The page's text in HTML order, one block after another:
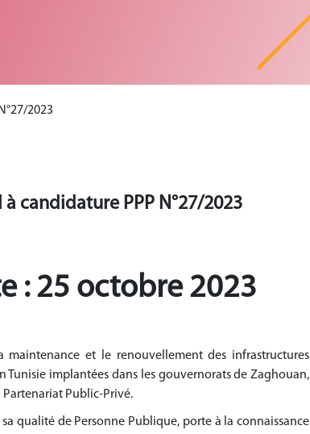
2023
candidature PPP N°27/2023
: 25 octobre 2023
et le renouvellement des infrastructures
Tunisie implantées dans les gouvernorats de Zaghouan,
Partenariat Public-Privé.
qualité de Personne Publique, porte à la connaissance